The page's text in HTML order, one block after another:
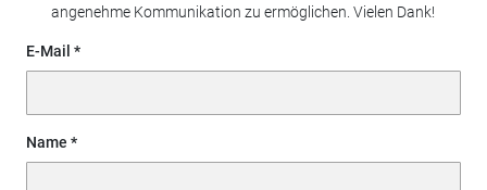
angenehme Kommunikation zu ermöglichen. Vielen Dank!
E-Mail
Name